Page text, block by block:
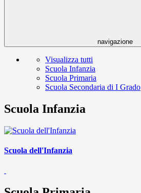
navigazione
Visualizza tutti
Scuola Infanzia
Scuola Primaria
Scuola Secondaria di I Grado
Scuola Infanzia
Scuola dell'Infanzia